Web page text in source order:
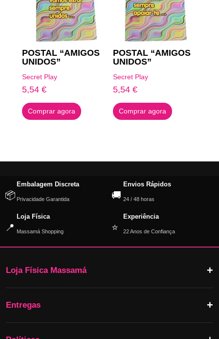
POSTAL “AMIGOS
UNIDOS”
Secret Play
5,54 €
Comprar agora
POSTAL “AMIGOS
UNIDOS”
Secret Play
5,54€
Comprar agora
📦
Embalagem Discreta
Privacidade Garantida 🚚
Envios Rápidos
24 / 48 horas
📍
Loja Física
Massamá Shopping ⭐
Experiência
22 Anos de Confiança
Loja Física Massamá
Entregas